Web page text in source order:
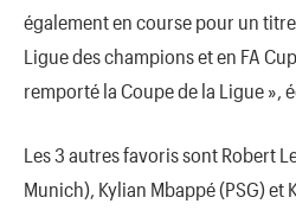
également en course pour un
Ligue des champions et en FA
remporté la Coupe de la Ligue »,
Les 3 autres favoris sont Robert
Munich), Kylian Mbappé (PSG) et